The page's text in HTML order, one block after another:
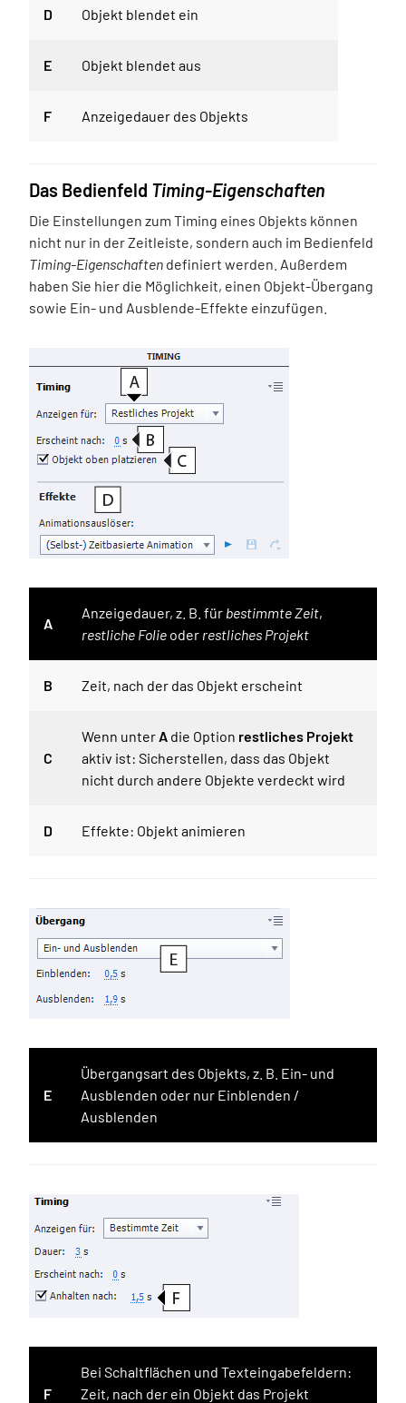
D Objekt blendet ein
E Objekt blendet aus
F Anzeigedauer des Objekts
Das Bedienfeld Timing-Eigenschaften
Die Einstellungen zum Timing eines Objekts können
nicht nur in der Zeitleiste, sondern auch im Bedienfeld
Timing-Eigenschaften definiert werden. Außerdem
haben Sie hier die Möglichkeit, einen Objekt-Übergang
sowie Ein- und Ausblende-Effekte einzufügen.
A
Anzeigedauer, z. B. für bestimmte Zeit,
restliche Folie oder restliches Projekt
B Zeit, nach der das Objekt erscheint
C
Wenn unter A die Option restliches Projekt
aktiv ist: Sicherstellen, dass das Objekt
nicht durch andere Objekte verdeckt wird
D Effekte: Objekt animieren
E
Übergangsart des Objekts, z. B. Ein- und
Ausblenden oder nur Einblenden /
Ausblenden
F
Bei Schaltflächen und Texteingabefeldern:
Zeit, nach der ein Objekt das Projekt